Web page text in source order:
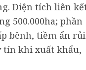
Diện tích liên
500.000ha; phần
bênh, tiềm ẩn rủi
tín khi xuất khẩu,